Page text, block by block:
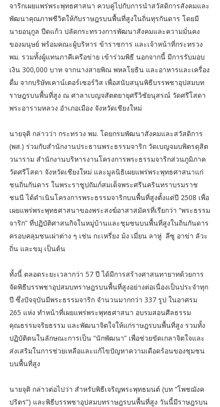
จาริกเผยแพร่พระพุทธศาสนา ควบคู่ไปกับการนำสวัสดิการสังคมและ
พัฒนาคุณภาพชีวิตให้กับราษฎรบนพื้นที่สูงในถิ่นทุรกันดาร โดยมี
นายอนุกูล ปีดแก้ว ปลัดกระทรวงการพัฒนาสังคมและความมั่นคง
ของมนุษย์ พร้อมคณะผู้บริหาร ข้าราชการ และเจ้าหน้าที่กระทรวง
พม. รวมทั้งผู้แทนภาคีเครือข่าย เข้าร่วมพิธี นอกจากนี้ มีการรับมอบ
เงิน 300,000 บาท จากนางสายพิณ พหลโยธิน และอาหารและเครื่อง
ดื่ม จากบริษัทเคาน์เตอร์เซอร์วิส เพื่อสนับสนุนพิธีบรรพชาอุปสมบท
ราษฎรบนพื้นที่สูง ณ ศาลาเบญจสัตตยายุศรีวิชัยนุสรณ์ วัดศรีโสดา
พระอารามหลวง อำเภอเมือง จังหวัดเชียงใหม่
นายจุติ กล่าวว่า กระทรวง พม. โดยกรมพัฒนาสังคมและสวัสดิการ
(พส.) ร่วมกับสำนักงานประธานพระธรรมจาริก วัดเบญจมบพิตรดุสิต
วนาราม สำนักงานบริหารงานโครงการพระธรรมจาริกส่วนภูมิภาค
วัดศรีโสดา จังหวัดเชียงใหม่ และมูลนิธิเผยแพร่พระพุทธศาสนาแก่
ชนถิ่นกันดาร ในพระราชูปถัมภ์สมเด็จพระศรีนครินทราบรมราช
ชนนี ได้ดำเนินโครงการพระธรรมจาริกบนพื้นที่สูงตั้งแต่ปี 2508 เพื่อ
เผยแพร่พระพุทธศาสนาของพระสงฆ์อาสาสมัครที่เรียกว่า “พระธรรม
จาริก” ที่ปฏิบัติศาสนกิจในหมู่บ้านและชุมชนบนพื้นที่สูงในถิ่นกันดาร
ครอบคลุมชนเผ่าต่าง ๆ เช่น กะเหรี่ยง ม้ง เมี่ยน ลาหู่ ลีซู อาข่า ลัวะ
ถิ่น และขมุ เป็นต้น
ทั้งนี้ ตลอดระยะเวลากว่า 57 ปี ได้มีการสร้างศาสนทายาทด้วยการ
จัดพิธีบรรพชาอุปสมบทราษฎรบนพื้นที่สูงอย่างต่อเนื่องเป็นประจำทุก
ปี ซึ่งปัจจุบันมีพระธรรมจาริก จำนวนมากกว่า 337 รูป ในอาศรม
265 แห่ง ทำหน้าที่เผยแพร่พระพุทธศาสนา อบรมสอนศีลธรรม
คุณธรรมจริยธรรม และพัฒนาจิตใจให้แก่ราษฎรบนพื้นที่สูง รวมทั้ง
ปฏิบัติตนในลักษณะการเป็น “นักพัฒนา” เพื่อช่วยขัดเกลาจิตใจและ
ส่งเสริมในการช่วยเหลือและแก้ไขปัญหาความเดือดร้อนของชุมชน
บนพื้นที่สูง
นายจุติ กล่าวต่อไปว่า สำหรับพิธีเจริญพระพุทธมนต์ (บท “โพชฌังค
ปริตร”) และพิธีบรรพชาอุปสมบทราษฎรบนพื้นที่สูง วันนี้มีราษฎรบน